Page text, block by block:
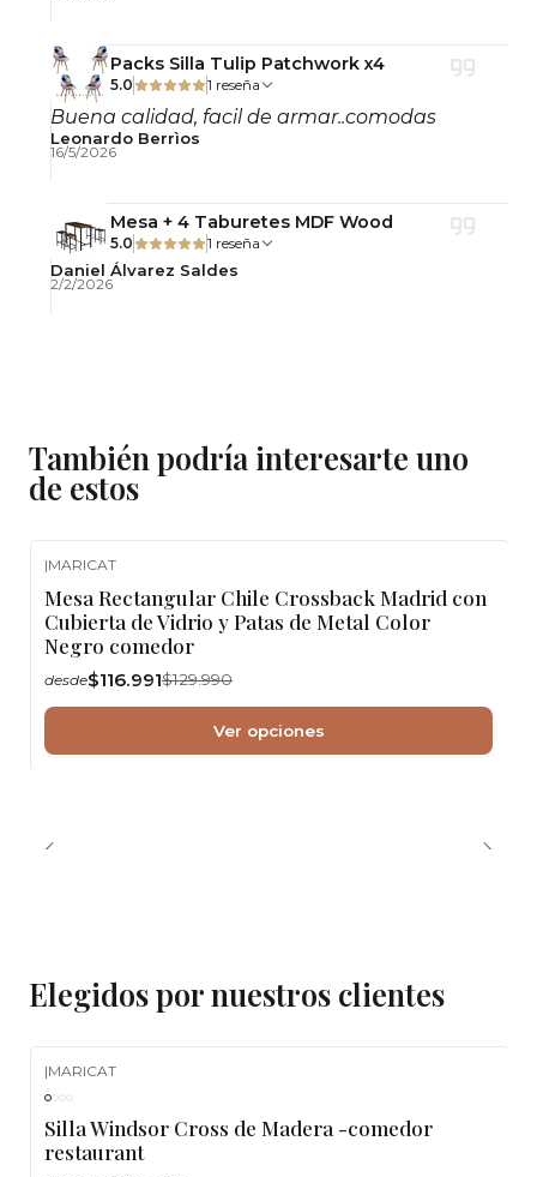
Packs Silla Tulip Patchwork x4
5.0 1 reseña
Buena calidad, facil de armar..comodas
Leonardo Berrìos
16/5/2026
Mesa + 4 Taburetes MDF Wood
5.0 1 reseña
Daniel Álvarez Saldes
2/2/2026
También podría interesarte uno
de estos
|MARICAT
Mesa Rectangular Chile Crossback Madrid con
Cubierta de Vidrio y Patas de Metal Color
Negro comedor
desde$116.991$129.990
Ver opciones
Elegidos por nuestros clientes
|MARICAT
Silla Windsor Cross de Madera -comedor
restaurant